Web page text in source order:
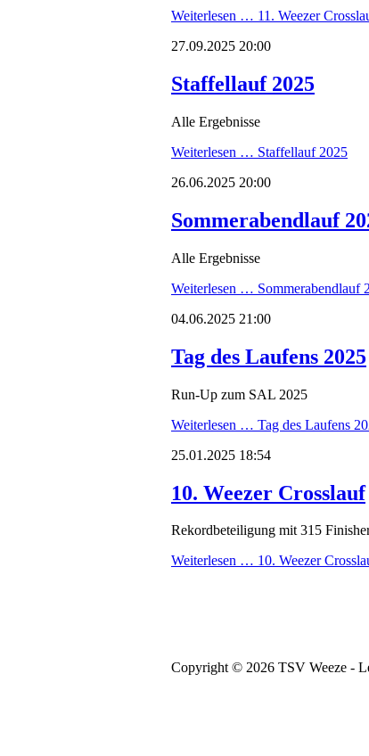
Weiterlesen … 11. Weezer
27.09.2025 20:00
Staffellauf 2025
Alle Ergebnisse
Weiterlesen … Staffellauf 2025
26.06.2025 20:00
Sommerabendlauf
Alle Ergebnisse
Weiterlesen … Sommerabendlauf
04.06.2025 21:00
Tag des Laufens 2025
Run-Up zum SAL 2025
Weiterlesen … Tag des Laufens
25.01.2025 18:54
10. Weezer Crosslauf
Rekordbeteiligung mit 315
Weiterlesen … 10. Weezer
Copyright © 2026 TSV Weeze -